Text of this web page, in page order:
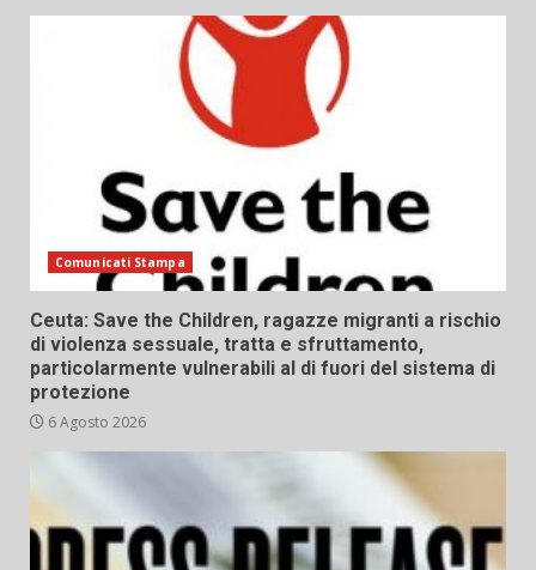
Comunicati Stampa
Ceuta: Save the Children, ragazze migranti a rischio
di violenza sessuale, tratta e sfruttamento,
particolarmente vulnerabili al di fuori del sistema di
protezione
6 Agosto 2026